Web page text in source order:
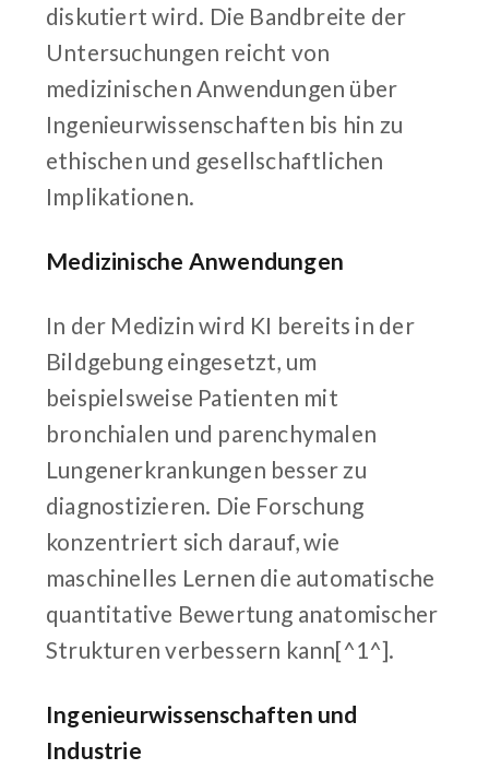
diskutiert wird. Die Bandbreite der
Untersuchungen reicht von
medizinischen Anwendungen über
Ingenieurwissenschaften bis hin zu
ethischen und gesellschaftlichen
Implikationen.
Medizinische Anwendungen
In der Medizin wird KI bereits in der
Bildgebung eingesetzt, um
beispielsweise Patienten mit
bronchialen und parenchymalen
Lungenerkrankungen besser zu
diagnostizieren. Die Forschung
konzentriert sich darauf, wie
maschinelles Lernen die automatische
quantitative Bewertung anatomischer
Strukturen verbessern kann[^1^].
Ingenieurwissenschaften und
Industrie